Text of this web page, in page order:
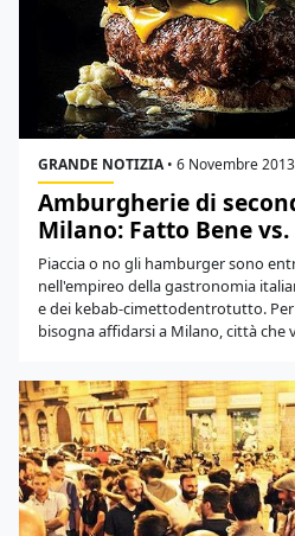
GRANDE NOTIZIA• 6 Novembre 2013
Amburgherie di
Milano: Fatto Bene
Piaccia o no gli hamburger sono
nell'empireo della gastronomia
e dei kebab-cimettodentrotutto.
bisogna affidarsi a Milano, città che